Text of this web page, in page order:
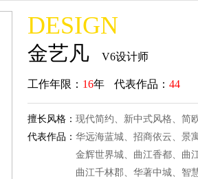
DESIGN
金艺凡 V6设计师
工作年限： 16年 代表作品： 44
擅长风格： 现代简约、新中式风格、简
代表作品： 华远海蓝城、招商依云、景
金辉世界城、曲江香都、曲
曲江千林郡、华著中城、智